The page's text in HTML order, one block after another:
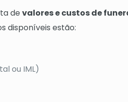
devalores e custos de
disponíveis estão:
ou IML)